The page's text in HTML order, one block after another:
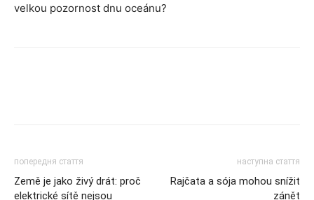
velkou pozornost dnu oceánu?
попередня стаття
Země je jako živý drát: proč
elektrické sítě nejsou
наступна стаття
Rajčata a sója mohou snížit
zánět